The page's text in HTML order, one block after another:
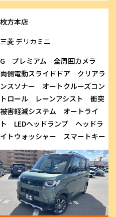
枚方本店
三菱 デリカミニ
G プレミアム 全周囲カメラ
両側電動スライドドア クリアラ
ンスソナー オートクルーズコン
トロール レーンアシスト 衝突
被害軽減システム オートライ
ト LEDヘッドランプ ヘッドラ
イトウォッシャー スマートキー